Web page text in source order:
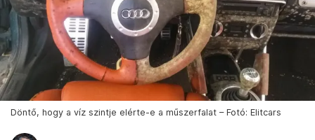
Döntő, hogy a víz szintje elérte-e a műszerfalat – Fotó: Elitcars